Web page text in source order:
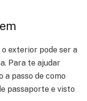
exterior pode ser a
Para te ajudar
a passo de como
passaporte e visto